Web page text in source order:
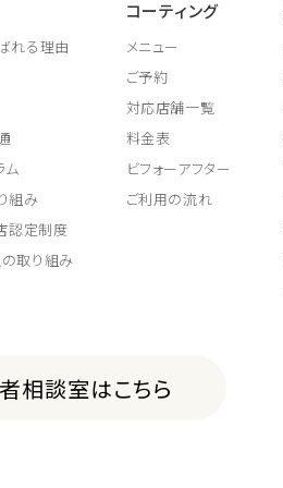
れる理由
ム
組み
認定制度
取り組み
コーティング
メニュー
ご予約
対応店舗一覧
料金表
ビフォーアフター
ご利用の流れ
相談室はこちら